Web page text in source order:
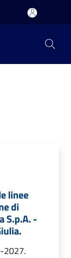
linee
di
S.p.A. -
2027.